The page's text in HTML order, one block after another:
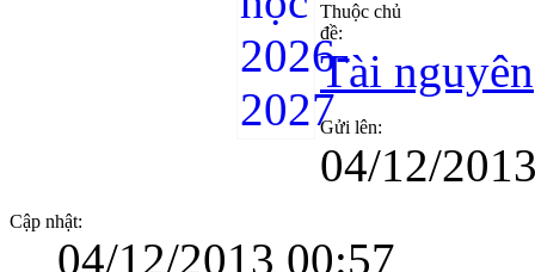
Thuộc chủ
đề:
Tài nguyên
Gửi lên:
04/12/
Cập nhật:
04/12/2013 00:57